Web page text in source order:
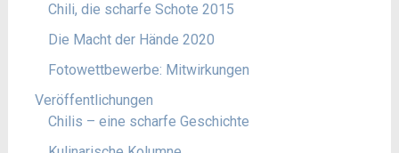
Chili, die scharfe Schote 2015
Die Macht der Hände 2020
Fotowettbewerbe: Mitwirkungen
Veröffentlichungen
Chilis – eine scharfe Geschichte